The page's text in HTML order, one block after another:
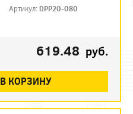
Артикул:DPP20-080
619.48 руб.
В КОРЗИНУ